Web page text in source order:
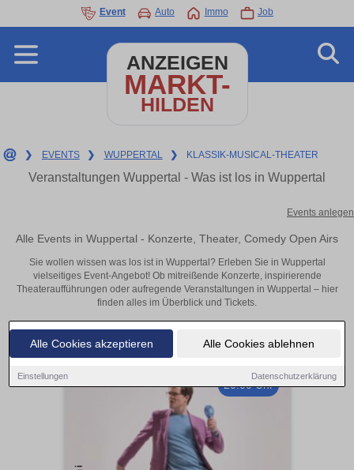
Alle Cookies akzeptieren Alle Cookies ablehnen
Einstellungen Datenschutzerklärung
Event Auto Immo Job
ANZEIGEN
MARKT-
HILDEN
❯ EVENTS ❯ WUPPERTAL ❯ KLASSIK-MUSICAL-THEATER
Veranstaltungen Wuppertal - Was ist los in Wuppertal
Events anlegen
Alle Events in Wuppertal - Konzerte, Theater, Comedy Open Airs
Sie wollen wissen was los ist in Wuppertal? Erleben Sie in Wuppertal
vielseitiges Event-Angebot! Ob mitreißende Konzerte, inspirierende
Theateraufführungen oder aufregende Veranstaltungen in Wuppertal – hier
finden alles im Überblick und Tickets.
20:00 Uhr